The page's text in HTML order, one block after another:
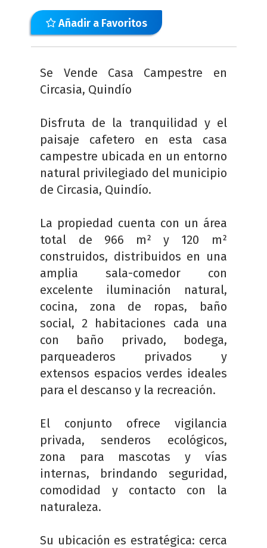
Añadir a Favoritos
Se Vende Casa Campestre en
Circasia, Quindío
Disfruta de la tranquilidad y el
paisaje cafetero en esta casa
campestre ubicada en un entorno
natural privilegiado del municipio
de Circasia, Quindío.
La propiedad cuenta con un área
total de 966 m² y 120 m²
construidos, distribuidos en una
amplia sala-comedor con
excelente iluminación natural,
cocina, zona de ropas, baño
social, 2 habitaciones cada una
con baño privado, bodega,
parqueaderos privados y
extensos espacios verdes ideales
para el descanso y la recreación.
El conjunto ofrece vigilancia
privada, senderos ecológicos,
zona para mascotas y vías
internas, brindando seguridad,
comodidad y contacto con la
naturaleza.
Su ubicación es estratégica: cerca